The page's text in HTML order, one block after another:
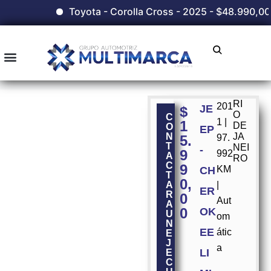
Toyota - Corolla Cross - 2025 - $48.990,00
C
O
N
T
A
C
T
A
R
A
U
N
E
J
E
C
$
1
5.
9
9
0,
0
0
JE
EP
-
CH
ER
OK
EE
LI
201
1 |
97.
992
KM
Aut
om
átic
a
RI
O
DE
JA
NEI
RO